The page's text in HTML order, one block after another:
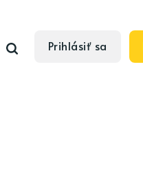
Prihlásiť sa